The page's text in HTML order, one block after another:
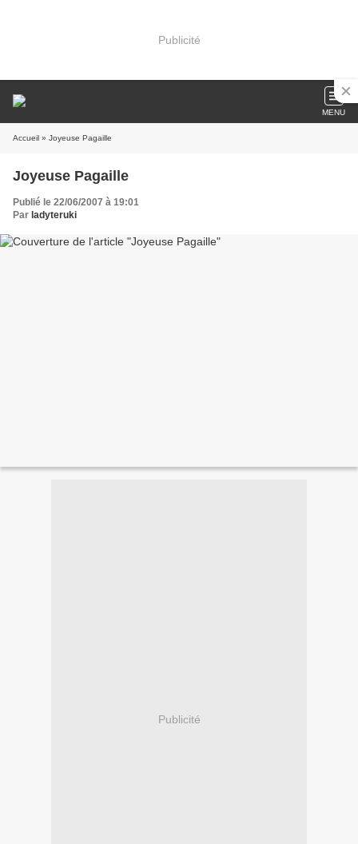
Publicité
MENU
Accueil » Joyeuse Pagaille
Joyeuse Pagaille
Publié le 22/06/2007 à 19:01
Par ladyteruki
Publicité